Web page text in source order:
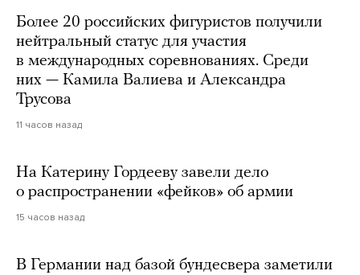
Более 20 российских фигуристов получили
нейтральный статус для участия
в международных соревнованиях. Среди
них — Камила Валиева и Александра
Трусова
11 часов назад
На Катерину Гордееву завели дело
о распространении «фейков» об армии
15 часов назад
В Германии над базой бундесвера заметили